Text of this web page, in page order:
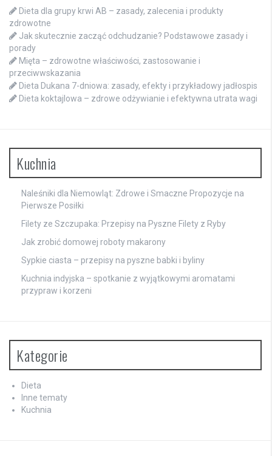
Dieta dla grupy krwi AB – zasady, zalecenia i produkty
zdrowotne
Jak skutecznie zacząć odchudzanie? Podstawowe zasady i
porady
Mięta – zdrowotne właściwości, zastosowanie i
przeciwwskazania
Dieta Dukana 7-dniowa: zasady, efekty i przykładowy jadłospis
Dieta koktajlowa – zdrowe odżywianie i efektywna utrata wagi
Kuchnia
Naleśniki dla Niemowląt: Zdrowe i Smaczne Propozycje na
Pierwsze Posiłki
Filety ze Szczupaka: Przepisy na Pyszne Filety z Ryby
Jak zrobić domowej roboty makarony
Sypkie ciasta – przepisy na pyszne babki i byliny
Kuchnia indyjska – spotkanie z wyjątkowymi aromatami
przypraw i korzeni
Kategorie
Dieta
Inne tematy
Kuchnia